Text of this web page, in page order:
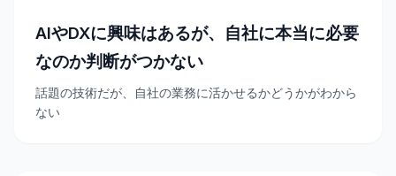
AIやDXに興味はあるが、自社に本当に必要
なのか判断がつかない
話題の技術だが、自社の業務に活かせるかどうかがわから
ない